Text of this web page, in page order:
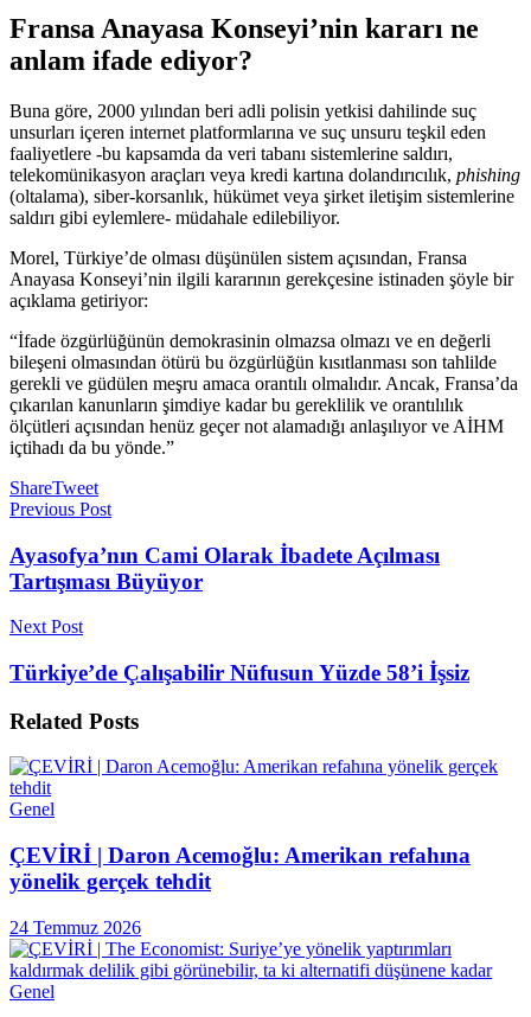
Fransa Anayasa Konseyi’nin kararı ne
anlam ifade ediyor?
Buna göre, 2000 yılından beri adli polisin yetkisi dahilinde suç
unsurları içeren internet platformlarına ve suç unsuru teşkil eden
faaliyetlere -bu kapsamda da veri tabanı sistemlerine saldırı,
telekomünikasyon araçları veya kredi kartına dolandırıcılık, phishing
(oltalama), siber-korsanlık, hükümet veya şirket iletişim sistemlerine
saldırı gibi eylemlere- müdahale edilebiliyor.
Morel, Türkiye’de olması düşünülen sistem açısından, Fransa
Anayasa Konseyi’nin ilgili kararının gerekçesine istinaden şöyle bir
açıklama getiriyor:
“İfade özgürlüğünün demokrasinin olmazsa olmazı ve en değerli
bileşeni olmasından ötürü bu özgürlüğün kısıtlanması son tahlilde
gerekli ve güdülen meşru amaca orantılı olmalıdır. Ancak, Fransa’da
çıkarılan kanunların şimdiye kadar bu gereklilik ve orantılılık
ölçütleri açısından henüz geçer not alamadığı anlaşılıyor ve AİHM
içtihadı da bu yönde.”
ShareTweet
Previous Post
Ayasofya’nın Cami Olarak İbadete Açılması
Tartışması Büyüyor
Next Post
Türkiye’de Çalışabilir Nüfusun Yüzde 58’i İşsiz
Related Posts
Genel
ÇEVİRİ | Daron Acemoğlu: Amerikan refahına
yönelik gerçek tehdit
24 Temmuz 2026
Genel